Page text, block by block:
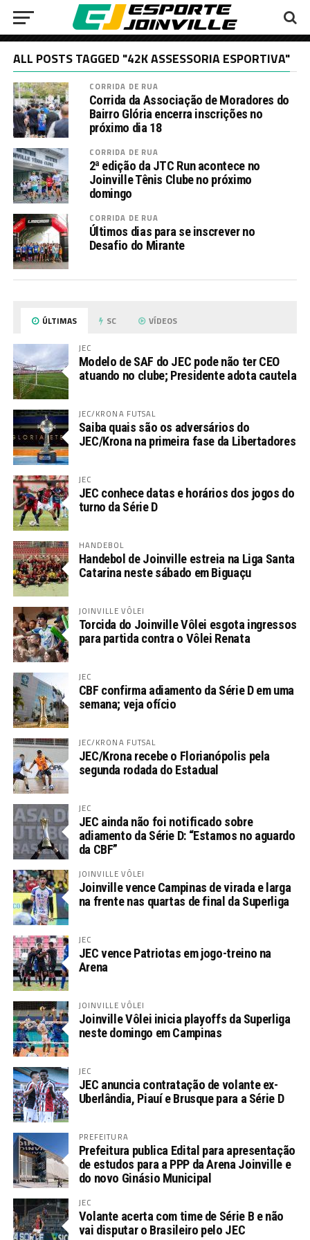
ALL POSTS TAGGED "42K ASSESSORIA ESPORTIVA"
CORRIDA DE RUA
Corrida da Associação de Moradores do
Bairro Glória encerra inscrições no
próximo dia 18
CORRIDA DE RUA
2ª edição da JTC Run acontece no
Joinville Tênis Clube no próximo
domingo
CORRIDA DE RUA
Últimos dias para se inscrever no
Desafio do Mirante
ÚLTIMAS SC VÍDEOS
JEC
Modelo de SAF do JEC pode não ter CEO
atuando no clube; Presidente adota cautela
JEC/KRONA FUTSAL
Saiba quais são os adversários do
JEC/Krona na primeira fase da Libertadores
JEC
JEC conhece datas e horários dos jogos do
turno da Série D
HANDEBOL
Handebol de Joinville estreia na Liga Santa
Catarina neste sábado em Biguaçu
JOINVILLE VÔLEI
Torcida do Joinville Vôlei esgota ingressos
para partida contra o Vôlei Renata
JEC
CBF confirma adiamento da Série D em uma
semana; veja ofício
JEC/KRONA FUTSAL
JEC/Krona recebe o Florianópolis pela
segunda rodada do Estadual
JEC
JEC ainda não foi notificado sobre
adiamento da Série D: “Estamos no aguardo
da CBF”
JOINVILLE VÔLEI
Joinville vence Campinas de virada e larga
na frente nas quartas de final da Superliga
JEC
JEC vence Patriotas em jogo-treino na
Arena
JOINVILLE VÔLEI
Joinville Vôlei inicia playoffs da Superliga
neste domingo em Campinas
JEC
JEC anuncia contratação de volante ex-
Uberlândia, Piauí e Brusque para a Série D
PREFEITURA
Prefeitura publica Edital para apresentação
de estudos para a PPP da Arena Joinville e
do novo Ginásio Municipal
JEC
Volante acerta com time de Série B e não
vai disputar o Brasileiro pelo JEC